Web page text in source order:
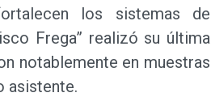
los sistemas de
Frega” realizó su última
notablemente en muestras
asistente.